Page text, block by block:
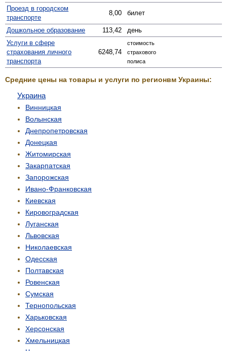
Проезд в городском
транспорте
8,00 билет
Дошкольное образование 113,42
день
Услуги в сфере
страхования личного
транспорта
6248,74
стоимость
страхового
полиса
Средние цены на товары и услуги по регионвм Украины:
Украина
Винницкая
Волынская
Днепропетровская
Донецкая
Житомирская
Закарпатская
Запорожская
Ивано-Франковская
Киевская
Кировоградская
Луганская
Львовская
Николаевская
Одесская
Полтавская
Ровенская
Сумская
Тернопольская
Харьковская
Херсонская
Хмельницкая